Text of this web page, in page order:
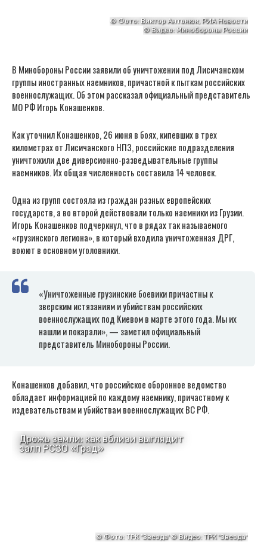
В Минобороны России заявили об уничтожении под Лисичанском
группы иностранных наемников, причастной к пыткам российских
военнослужащих. Об этом рассказал официальный представитель
МО РФ Игорь Конашенков.
Как уточнил Конашенков, 26 июня в боях, кипевших в трех
километрах от Лисичанского НПЗ, российские подразделения
уничтожили две диверсионно-разведывательные группы
наемников. Их общая численность составила 14 человек.
Одна из групп состояла из граждан разных европейских
государств, а во второй действовали только наемники из Грузии.
Игорь Конашенков подчеркнул, что в рядах так называемого
«грузинского легиона», в который входила уничтоженная ДРГ,
воюют в основном уголовники.
«Уничтоженные грузинские боевики причастны к
зверским истязаниям и убийствам российских
военнослужащих под Киевом в марте этого года. Мы их
нашли и покарали», — заметил официальный
представитель Минобороны России.
Конашенков добавил, что российское оборонное ведомство
обладает информацией по каждому наемнику, причастному к
издевательствам и убийствам военнослужащих ВС РФ.